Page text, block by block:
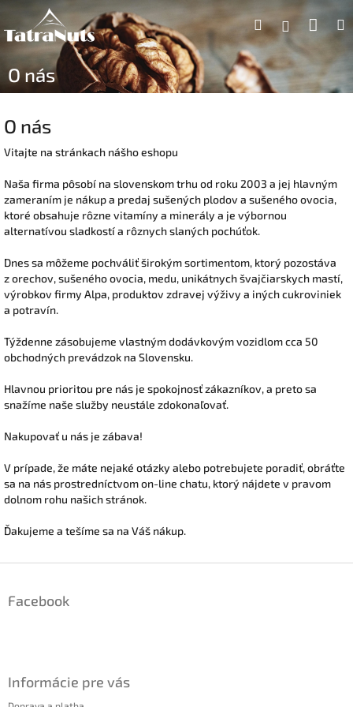
obsah
Hľadať
O nás
O nás
Vitajte na stránkach nášho eshopu
Naša firma pôsobí na slovenskom trhu od roku 2003 a jej hlavným
zameraním je nákup a predaj sušených plodov a sušeného ovocia,
ktoré obsahuje rôzne vitamíny a minerály a je výbornou
alternatívou sladkostí a rôznych slaných pochúťok.
Dnes sa môžeme pochváliť širokým sortimentom, ktorý pozostáva
z orechov, sušeného ovocia, medu, unikátnych švajčiarskych mastí,
výrobkov firmy Alpa, produktov zdravej výživy a iných cukroviniek
a potravín.
Týždenne zásobujeme vlastným dodávkovým vozidlom cca 50
obchodných prevádzok na Slovensku.
Hlavnou prioritou pre nás je spokojnosť zákazníkov, a preto sa
snažíme naše služby neustále zdokonaľovať.
Nakupovať u nás je zábava!
V prípade, že máte nejaké otázky alebo potrebujete poradiť, obráťte
sa na nás prostredníctvom on-line chatu, ktorý nájdete v pravom
dolnom rohu našich stránok.
Ďakujeme a tešíme sa na Váš nákup.
Facebook
Informácie pre vás